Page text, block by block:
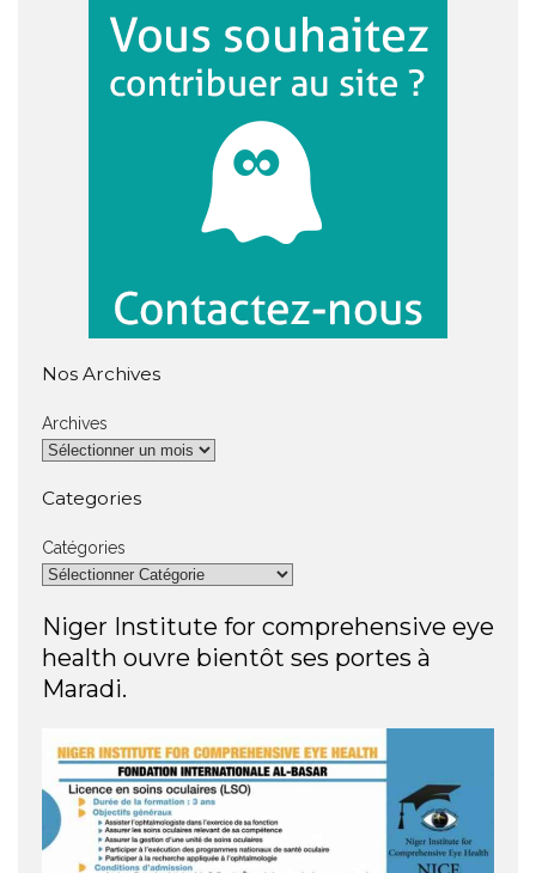
Nos Archives
Archives
Categories
Catégories
Niger Institute for comprehensive eye
health ouvre bientôt ses portes à
Maradi.